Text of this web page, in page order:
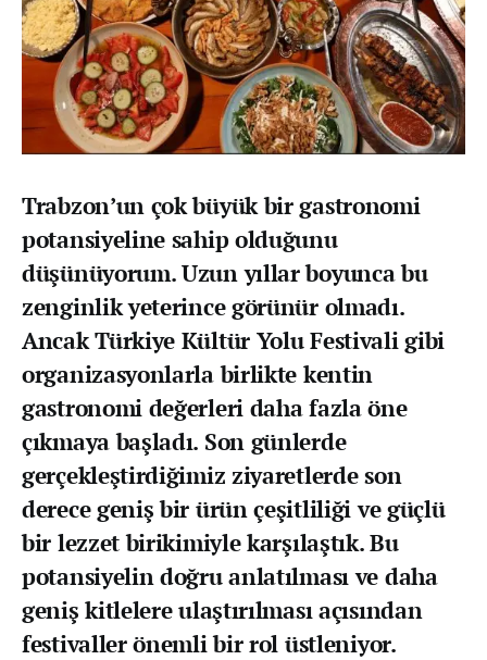
Trabzon’un çok büyük bir gastronomi
potansiyeline sahip olduğunu
düşünüyorum. Uzun yıllar boyunca bu
zenginlik yeterince görünür olmadı.
Ancak Türkiye Kültür Yolu Festivali gibi
organizasyonlarla birlikte kentin
gastronomi değerleri daha fazla öne
çıkmaya başladı. Son günlerde
gerçekleştirdiğimiz ziyaretlerde son
derece geniş bir ürün çeşitliliği ve güçlü
bir lezzet birikimiyle karşılaştık. Bu
potansiyelin doğru anlatılması ve daha
geniş kitlelere ulaştırılması açısından
festivaller önemli bir rol üstleniyor.